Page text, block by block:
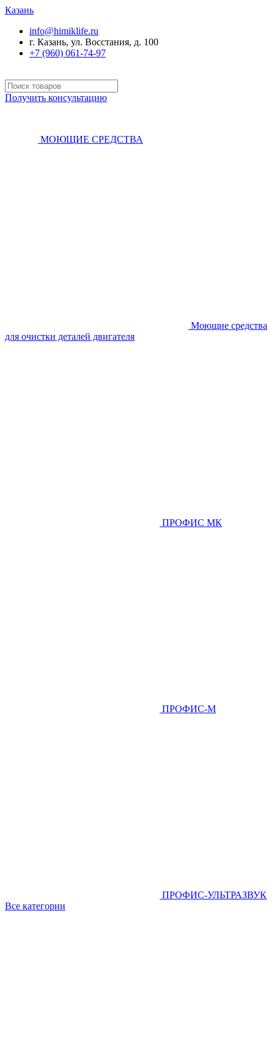
Казань
info@himiklife.ru
г. Казань, ул. Восстания, д. 100
+7 (960) 061-74-97
Получить консультацию
МОЮЩИЕ СРЕДСТВА
Моющие средства
для очистки деталей двигателя
ПРОФИС МК
ПРОФИС-М
ПРОФИС-УЛЬТРАЗВУК
Все категории